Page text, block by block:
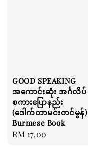
GOOD SPEAKING
အကောင်းဆုံး အင်္ဂလိပ်
စကားပြောနည်း
(ဒေါက်တာမင်းတင်မွန်)
Burmese Book
Regular
RM 17.00